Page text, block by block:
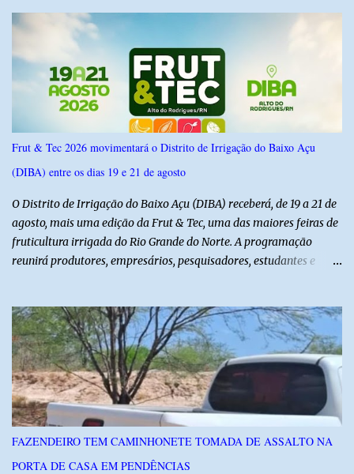
do Norte entre os dias 18 e 22 de junho de 2026. O levantamento
possui margem de erro de 2,5 pontos percentuais e nível de
confiança de 95%. Registro no TSE: RN-09520/2026
Frut & Tec 2026 movimentará o Distrito de Irrigação do Baixo Açu
(DIBA) entre os dias 19 e 21 de agosto
O Distrito de Irrigação do Baixo Açu (DIBA) receberá, de 19 a 21 de
agosto, mais uma edição da Frut & Tec, uma das maiores feiras de
fruticultura irrigada do Rio Grande do Norte. A programação
reunirá produtores, empresários, pesquisadores, estudantes e
instituições e tecnologias voltadas ao setor. Além das atividades
técnicas, a feira contará com programação cultural. No dia 20 de
agosto, o público poderá prestigiar o show de humor com Mução,
seguido de apresentação musical de Vê Barreto. A Frut & Tec
reforça a importância do Distrito de Irrigação do Baixo Açu como
referência na fruticultura irrigada, promovendo conhecimento,
FAZENDEIRO TEM CAMINHONETE TOMADA DE ASSALTO NA
PORTA DE CASA EM PENDÊNCIAS